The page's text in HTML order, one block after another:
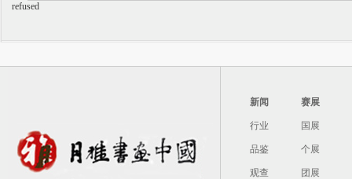
refused
新闻
行业
品鉴
观查
赛展
国展
个展
团展